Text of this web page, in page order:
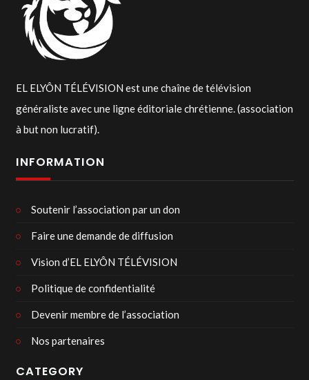
EL ELYÔN TÉLÉVISION est une chaîne de télévision
généraliste avec une ligne éditoriale chrétienne. (association
à but non lucratif).
INFORMATION
Soutenir l’association par un don
Faire une demande de diffusion
Vision d’EL ELYÔN TÉLÉVISION
Politique de confidentialité
Devenir membre de l’association
Nos partenaires
CATEGORY